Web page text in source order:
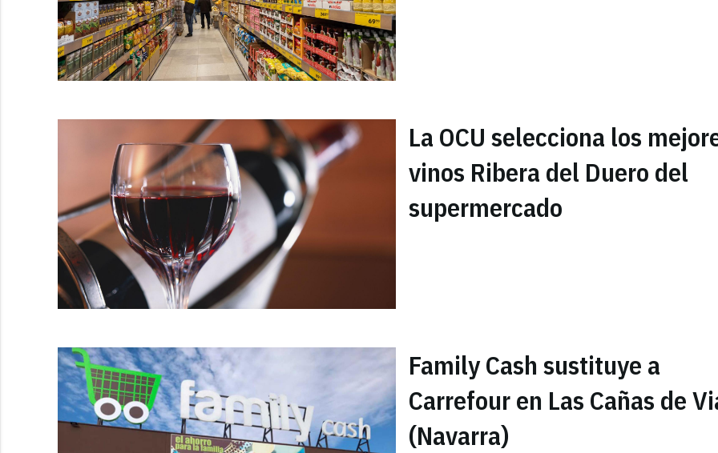
La OCU selecciona los
vinos Ribera del Duero del
supermercado
Family Cash sustituye a
Carrefour en Las Cañas de
(Navarra)